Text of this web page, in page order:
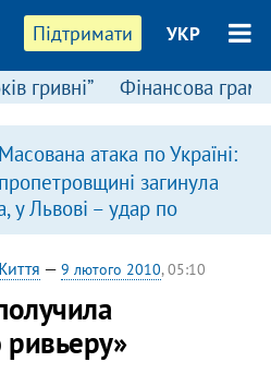
Підтримати УКР
гривні” Фінансова
Масована атака по Україні:
загинула
у Львові – удар по
— 9 лютого 2010, 05:10